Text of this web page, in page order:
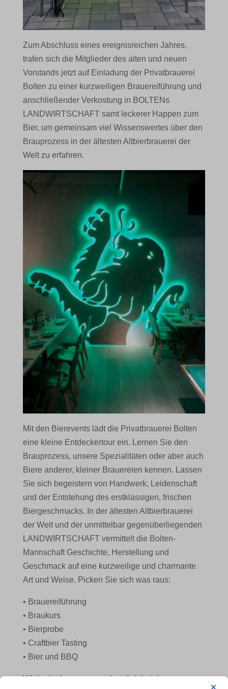
Zum Abschluss eines ereignisreichen Jahres,
trafen sich die Mitglieder des alten und neuen
Vorstands jetzt auf Einladung der Privatbrauerei
Bolten zu einer kurzweiligen Brauereiführung und
anschließender Verkostung in BOLTENs
LANDWIRTSCHAFT samt leckerer Happen zum
Bier, um gemeinsam viel Wissenswertes über den
Brauprozess in der ältesten Altbierbrauerei der
Welt zu erfahren.
Mit den Bierevents lädt die Privatbrauerei Bolten
eine kleine Entdeckertour ein. Lernen Sie den
Brauprozess, unsere Spezialitäten oder aber auch
Biere anderer, kleiner Brauereien kennen. Lassen
Sie sich begeistern von Handwerk, Leidenschaft
und der Entstehung des erstklassigen, frischen
Biergeschmacks. In der ältesten Altbierbrauerei
der Welt und der unmittelbar gegenüberliegenden
LANDWIRTSCHAFT vermittelt die Bolten-
Mannschaft Geschichte, Herstellung und
Geschmack auf eine kurzweilige und charmante
Art und Weise. Picken Sie sich was raus:
• Brauereiführung
• Braukurs
• Bierprobe
• Craftbier Tasting
• Bier und BBQ
Wir bedanken uns ganz herzlich bei der